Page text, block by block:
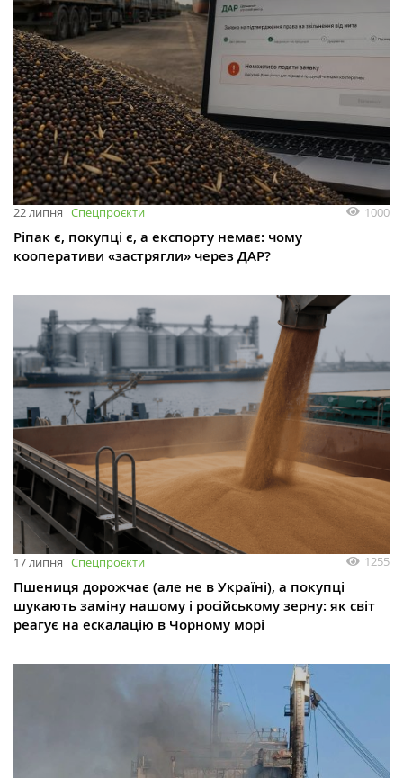
22 липня Спецпроєкти 1000
Ріпак є, покупці є, а експорту немає: чому
кооперативи «застрягли» через ДАР?
17 липня Спецпроєкти 1255
Пшениця дорожчає (але не в Україні), а покупці
шукають заміну нашому і російському зерну: як світ
реагує на ескалацію в Чорному морі